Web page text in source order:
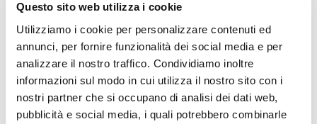
Questo sito web utilizza i cookie
Utilizziamo i cookie per personalizzare contenuti ed
annunci, per fornire funzionalità dei social media e per
analizzare il nostro traffico. Condividiamo inoltre
informazioni sul modo in cui utilizza il nostro sito con i
nostri partner che si occupano di analisi dei dati web,
pubblicità e social media, i quali potrebbero combinarle
Salone del libro 2024 -Salotto letterario.
Progetto di promozione alla cultura
21/06/2024